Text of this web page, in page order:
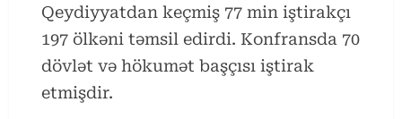
Qeydiyyatdan keçmiş 77 min iştirakçı
197 ölkəni təmsil edirdi. Konfransda 70
dövlət və hökumət başçısı iştirak
etmişdir.